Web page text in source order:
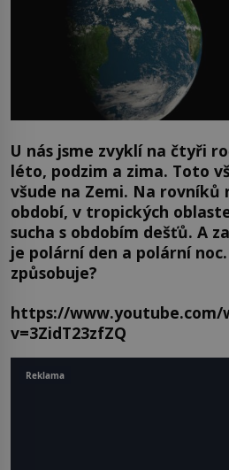
U nás jsme zvyklí na čtyři
léto, podzim a zima. Toto
všude na Zemi. Na rovníků
období, v tropických
sucha s obdobím dešťů. A
je polární den a polární
způsobuje?
https://www.youtube.com/
v=3ZidT23zfZQ
Reklama